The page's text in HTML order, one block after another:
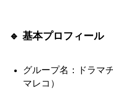
🔹 基本プロフィール
グループ名：ドラマ
マレコ）